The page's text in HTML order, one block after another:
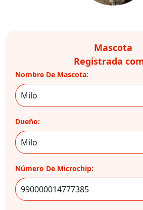
Mascota
Registrada
Nombre De Mascota:
Dueño:
Número De Microchip: